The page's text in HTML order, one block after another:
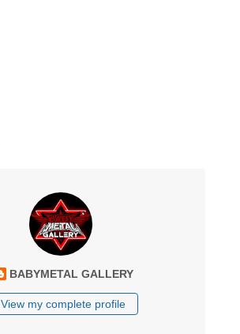
BABYMETAL GALLERY
View my complete profile